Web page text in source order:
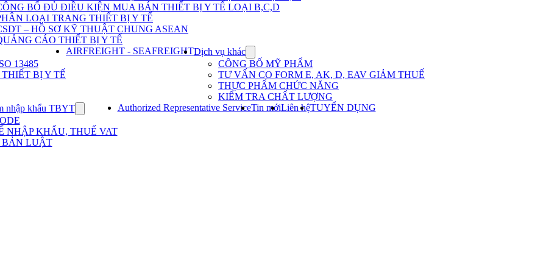
vụ
nhập
khẩu
TBYT
BỐ ĐỦ ĐIỀU KIỆN MUA BÁN THIẾT BỊ Y TẾ LOẠI B,C,D
LOẠI TRANG THIẾT BỊ Y TẾ
– HỒ SƠ KỸ THUẬT CHUNG ASEAN
CÁO THIẾT BỊ Y TẾ
13485
BỊ Y TẾ
AIRFREIGHT - SEAFREIGHTDịch vụ khác
submenu
for
Dịch
vụ
khác
CÔNG BỐ MỸ PHẨM
TƯ VẤN CO FORM E, AK, D, EAV GIẢM THUẾ
THỰC PHẨM CHỨC NĂNG
KIỂM TRA CHẤT LƯỢNG
nhập khẩu TBYT
submenu
for
Kinh
NHẬP KHẨU, THUẾ VAT
LUẬT
Authorized Representative ServiceTin mớiLiên hệTUYỂN DỤNG